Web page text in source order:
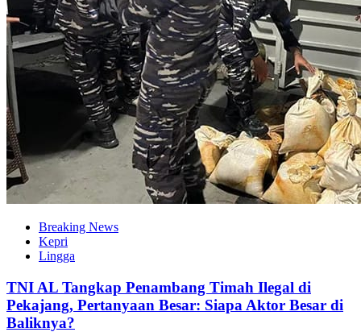
Breaking News
Kepri
Lingga
TNI AL Tangkap Penambang Timah Ilegal di
Pekajang, Pertanyaan Besar: Siapa Aktor Besar di
Baliknya?